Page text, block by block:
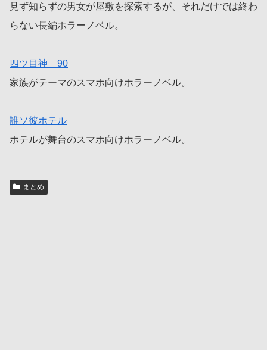
見ず知らずの男女が屋敷を探索するが、それだけでは終わ
らない長編ホラーノベル。
四ツ目神 90
家族がテーマのスマホ向けホラーノベル。
誰ソ彼ホテル
ホテルが舞台のスマホ向けホラーノベル。
まとめ